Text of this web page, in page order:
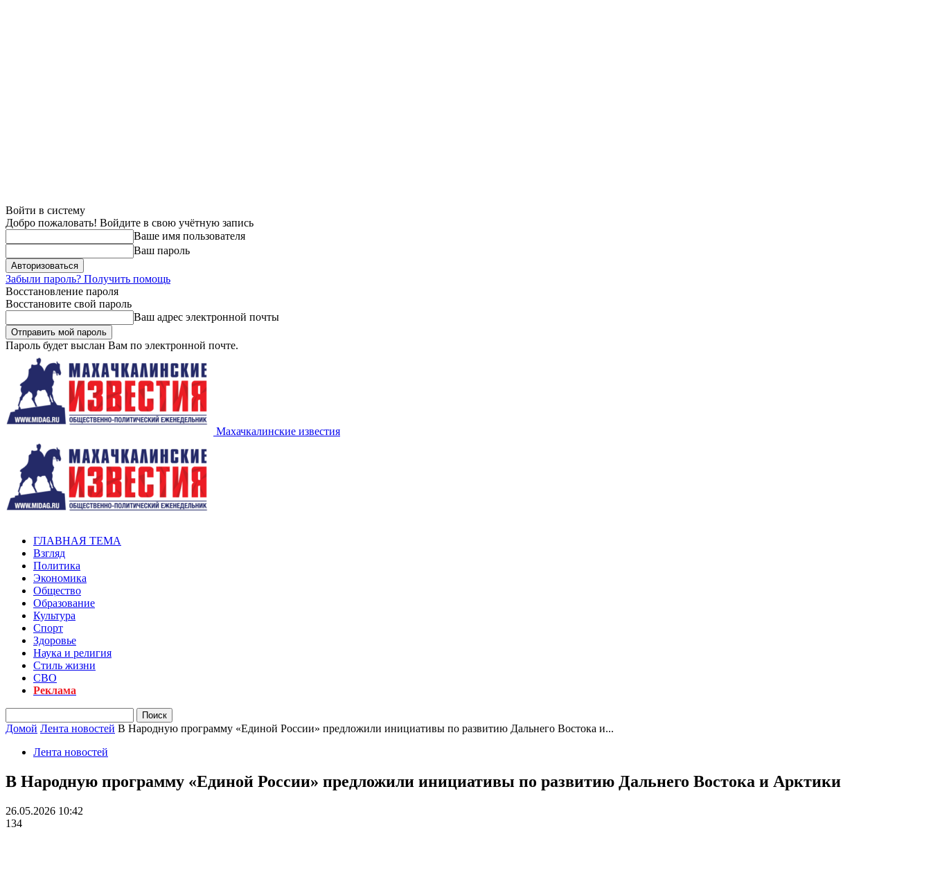
Войти в систему
Добро пожаловать! Войдите в свою учётную запись
Ваше имя пользователя
Ваш пароль
Забыли пароль? Получить помощь
Восстановление пароля
Восстановите свой пароль
Ваш адрес электронной почты
Пароль будет выслан Вам по электронной почте.
Махачкалинские известия
ГЛАВНАЯ ТЕМА
Взгляд
Политика
Экономика
Общество
Образование
Культура
Спорт
Здоровье
Наука и религия
Стиль жизни
СВО
Реклама
Домой Лента новостей В Народную программу «Единой России» предложили инициативы по развитию Дальнего Востока и...
Лента новостей
В Народную программу «Единой России» предложили инициативы по развитию Дальнего Востока и Арктики
26.05.2026 10:42
134